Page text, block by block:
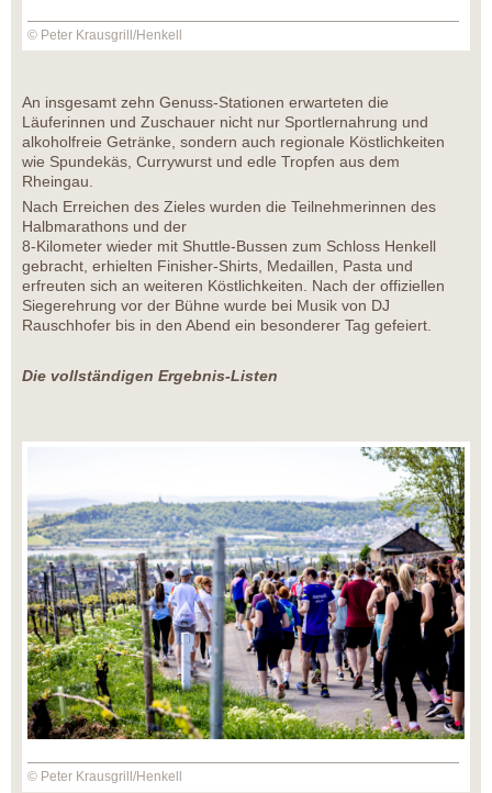
© Peter Krausgrill/Henkell
An insgesamt zehn Genuss-Stationen erwarteten die
Läuferinnen und Zuschauer nicht nur Sportlernahrung und
alkoholfreie Getränke, sondern auch regionale Köstlichkeiten
wie Spundekäs, Currywurst und edle Tropfen aus dem
Rheingau.
Nach Erreichen des Zieles wurden die Teilnehmerinnen des
Halbmarathons und der
8-Kilometer wieder mit Shuttle-Bussen zum Schloss Henkell
gebracht, erhielten Finisher-Shirts, Medaillen, Pasta und
erfreuten sich an weiteren Köstlichkeiten. Nach der offiziellen
Siegerehrung vor der Bühne wurde bei Musik von DJ
Rauschhofer bis in den Abend ein besonderer Tag gefeiert.
Die vollständigen Ergebnis-Listen
© Peter Krausgrill/Henkell